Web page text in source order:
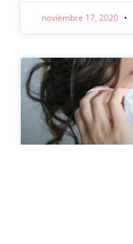
noviembre 17, 2020